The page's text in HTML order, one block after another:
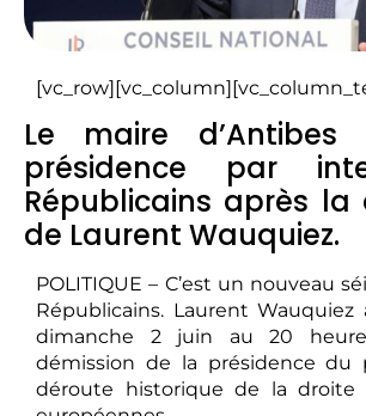
Le maire
présidence par
Républicains après la
de Laurent Wauquiez.
POLITIQUE – C’est un nouveau
Républicains. Laurent Wauquiez
dimanche 2 juin au 20
démission de la présidence du
déroute historique de la droite